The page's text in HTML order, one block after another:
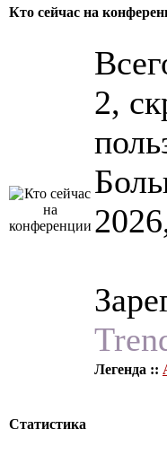
Кто сейчас на
2,
Легенда ::
Статистика